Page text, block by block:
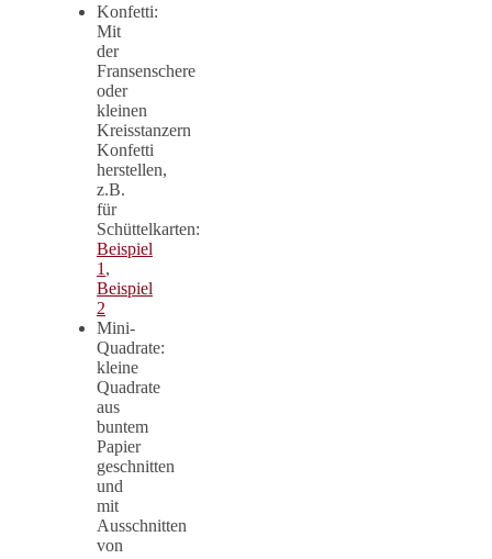
Konfetti:
Mit
der
Fransenschere
oder
kleinen
Kreisstanzern
Konfetti
herstellen,
z.B.
für
Schüttelkarten:
Beispiel
1 ,
Beispiel
2
Mini-
Quadrate:
kleine
Quadrate
aus
buntem
Papier
geschnitten
und
mit
Ausschnitten
von